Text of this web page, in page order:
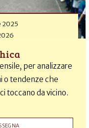
2025
per analizzare
o tendenze che
toccano da vicino.